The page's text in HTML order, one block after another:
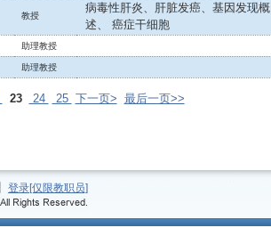
教授
病毒性肝炎、肝脏发癌、基因发现概
述、 癌症干细胞
助理教授
助理教授
23 24 25 下一页> 最后一页>>
登录[仅限教职员]